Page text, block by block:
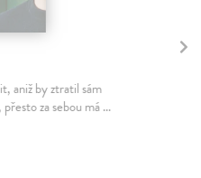
aniž by ztratil sám
za sebou má ...